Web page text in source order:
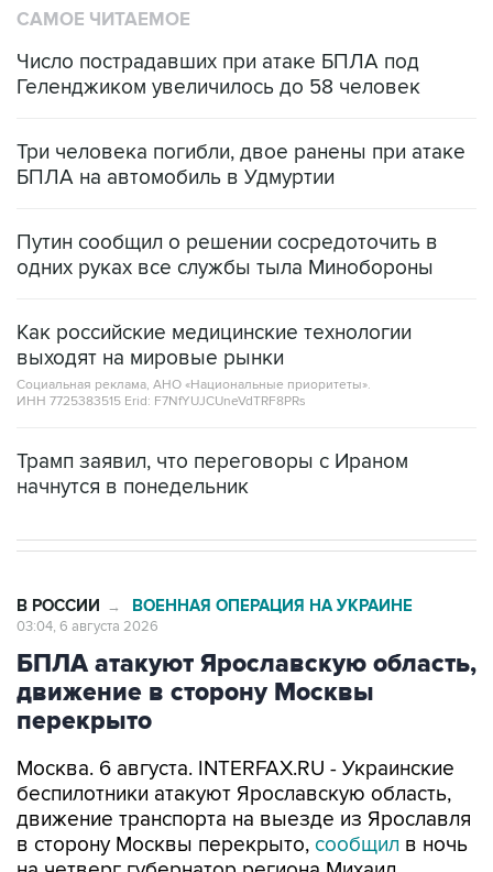
Число пострадавших при атаке БПЛА под
Три человека погибли, двое ранены при атаке
Путин сообщил о решении сосредоточить в
Как российские медицинские технологии
Социальная реклама, АНО «Национальные приоритеты».
ИНН 7725383515 Erid: F7NfYUJCUneVdTRF8PRs
БПЛА атакуют Ярославскую область,
движение в сторону Москвы
перекрыто
Москва. 6 августа. INTERFAX.RU - Украинские
движение транспорта на выезде из Ярославля
в сторону Москвы перекрыто,сообщилв ночь
на четверг губернатор региона Михаил
Евраев.